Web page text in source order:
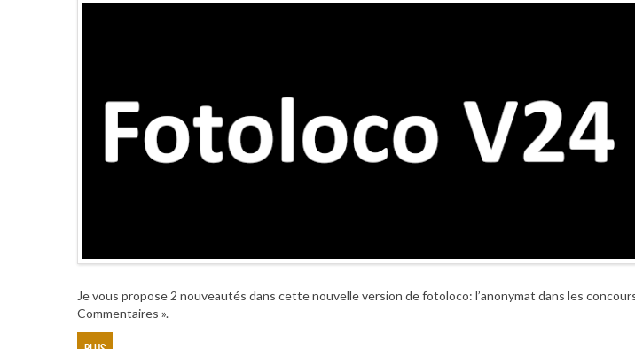
Je vous propose 2 nouveautés dans cette nouvelle version de fotoloco: l’anonymat dans les
Commentaires ».